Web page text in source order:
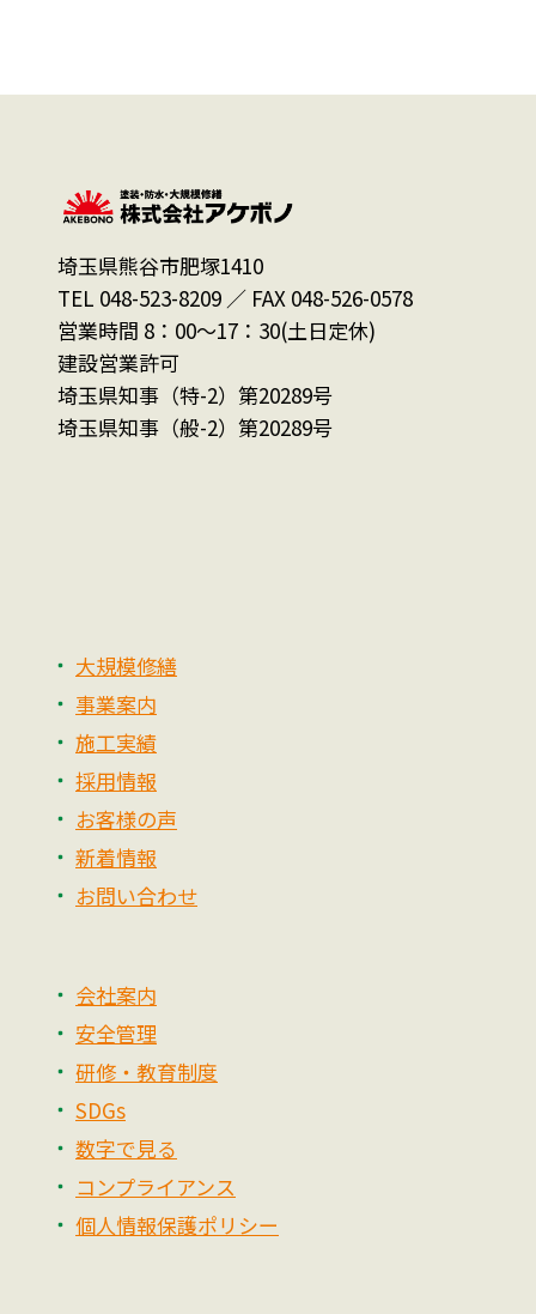
埼玉県熊谷市肥塚1410
TEL 048-523-8209 ／ FAX 048-526-0578
営業時間 8：00～17：30(土日定休)
建設営業許可
埼玉県知事（特-2）第20289号
埼玉県知事（般-2）第20289号
大規模修繕
事業案内
施工実績
採用情報
お客様の声
新着情報
お問い合わせ
会社案内
安全管理
研修・教育制度
SDGs
数字で見る
コンプライアンス
個人情報保護ポリシー